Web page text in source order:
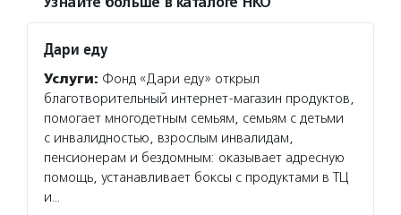
Дари еду
Услуги: Фонд «Дари еду» открыл
благотворительный интернет-магазин продуктов,
помогает многодетным семьям, семьям с детьми
с инвалидностью, взрослым инвалидам,
пенсионерам и бездомным: оказывает адресную
помощь, устанавливает боксы с продуктами в ТЦ
и…